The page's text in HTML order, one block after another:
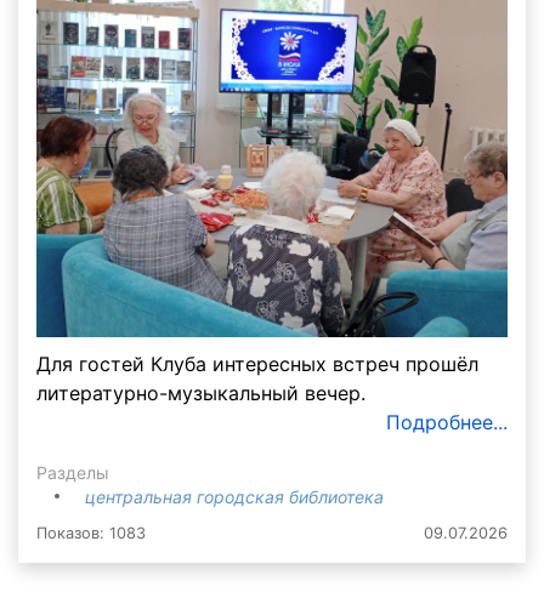
Для гостей Клуба интересных встреч прошёл
литературно-музыкальный вечер.
Подробнее...
Разделы
центральная городская библиотека
Показов: 1083 09.07.2026